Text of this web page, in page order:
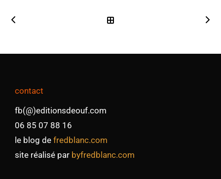
contact
fb(@)editionsdeouf.com
06 85 07 88 16
le blog de fredblanc.com
site réalisé par byfredblanc.com